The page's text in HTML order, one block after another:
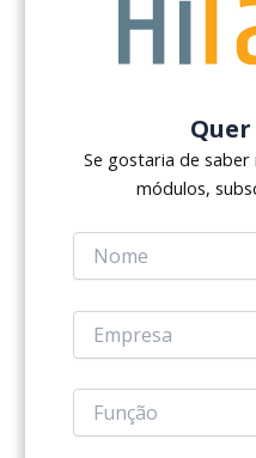
REDUÇÃO DE
diminui a
externa e os
presenciais
A possibilidade de
conteúdo permite
adaptem a
específicas de
colaboradores
Se gostaria de
módulos,